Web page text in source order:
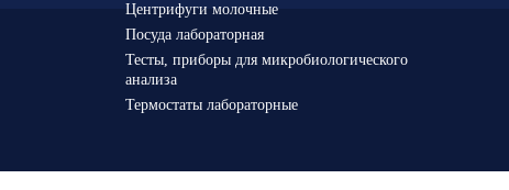
Центрифуги молочные
Посуда лабораторная
Тесты, приборы для микробиологического
анализа
Термостаты лабораторные